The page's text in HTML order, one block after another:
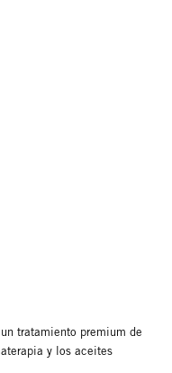
tratamiento premium de
y los aceites